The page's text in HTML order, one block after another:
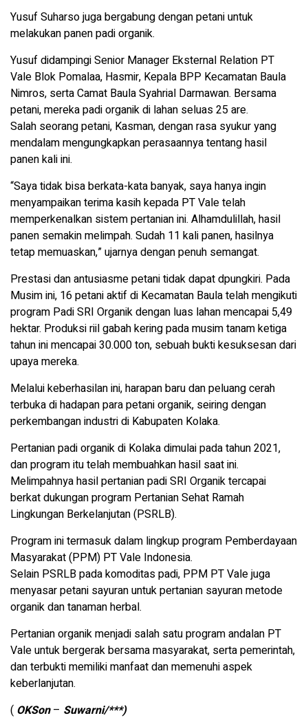
Yusuf Suharso juga bergabung dengan petani untuk
melakukan panen padi organik.
Yusuf didampingi Senior Manager Eksternal Relation PT
Vale Blok Pomalaa, Hasmir, Kepala BPP Kecamatan Baula
Nimros, serta Camat Baula Syahrial Darmawan. Bersama
petani, mereka padi organik di lahan seluas 25 are.
Salah seorang petani, Kasman, dengan rasa syukur yang
mendalam mengungkapkan perasaannya tentang hasil
panen kali ini.
“Saya tidak bisa berkata-kata banyak, saya hanya ingin
menyampaikan terima kasih kepada PT Vale telah
memperkenalkan sistem pertanian ini. Alhamdulillah, hasil
panen semakin melimpah. Sudah 11 kali panen, hasilnya
tetap memuaskan,” ujarnya dengan penuh semangat.
Prestasi dan antusiasme petani tidak dapat dpungkiri. Pada
Musim ini, 16 petani aktif di Kecamatan Baula telah mengikuti
program Padi SRI Organik dengan luas lahan mencapai 5,49
hektar. Produksi riil gabah kering pada musim tanam ketiga
tahun ini mencapai 30.000 ton, sebuah bukti kesuksesan dari
upaya mereka.
Melalui keberhasilan ini, harapan baru dan peluang cerah
terbuka di hadapan para petani organik, seiring dengan
perkembangan industri di Kabupaten Kolaka.
Pertanian padi organik di Kolaka dimulai pada tahun 2021,
dan program itu telah membuahkan hasil saat ini.
Melimpahnya hasil pertanian padi SRI Organik tercapai
berkat dukungan program Pertanian Sehat Ramah
Lingkungan Berkelanjutan (PSRLB).
Program ini termasuk dalam lingkup program Pemberdayaan
Masyarakat (PPM) PT Vale Indonesia.
Selain PSRLB pada komoditas padi, PPM PT Vale juga
menyasar petani sayuran untuk pertanian sayuran metode
organik dan tanaman herbal.
Pertanian organik menjadi salah satu program andalan PT
Vale untuk bergerak bersama masyarakat, serta pemerintah,
dan terbukti memiliki manfaat dan memenuhi aspek
keberlanjutan.
( OKSon– Suwarni/***)